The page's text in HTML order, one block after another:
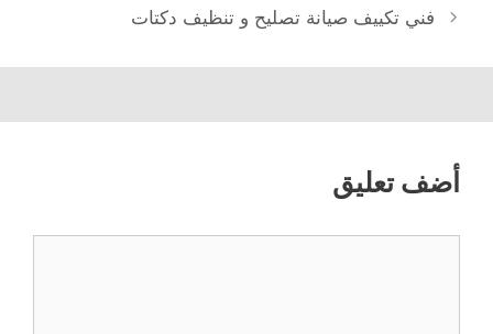
فني تكييف صيانة تصليح و تنظيف دكتات
أضف تعليق